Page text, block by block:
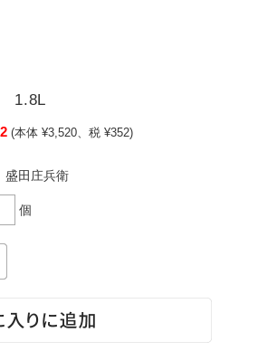
1.8L
(本体 ¥3,520、税 ¥352)
盛田庄兵衛
個